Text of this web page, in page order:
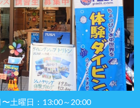
土曜日：13:00～20:00